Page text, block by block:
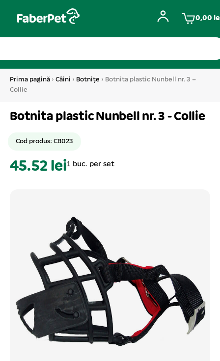
0,00
Prima pagină › Câini › Botnițe › Botnita plastic Nunbell nr. 3 –
Collie
Botnita plastic Nunbell nr. 3 - Collie
Cod produs: CB023
45.52 lei1 buc. per set